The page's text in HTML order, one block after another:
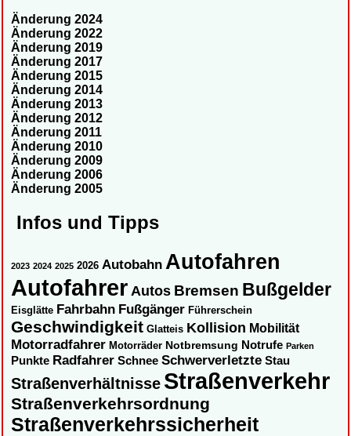
Änderung 2024
Änderung 2022
Änderung 2019
Änderung 2017
Änderung 2015
Änderung 2014
Änderung 2013
Änderung 2012
Änderung 2011
Änderung 2010
Änderung 2009
Änderung 2006
Änderung 2005
Infos und Tipps
2023 2024 2025 2026 Autobahn Autofahren
Autofahrer Autos Bremsen Bußgelder
Eisglätte Fahrbahn Fußgänger Führerschein
Geschwindigkeit Glatteis Kollision Mobilität
Motorradfahrer Motorräder Notbremsung Notrufe Parken
Punkte Radfahrer Schnee Schwerverletzte Stau
Straßenverhältnisse Straßenverkehr
Straßenverkehrsordnung
Straßenverkehrssicherheit